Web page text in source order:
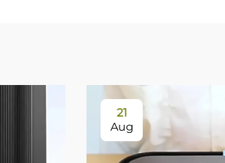
21
Aug